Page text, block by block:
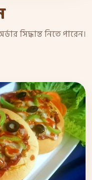
সিদ্ধান্ত নিতে পারেন।